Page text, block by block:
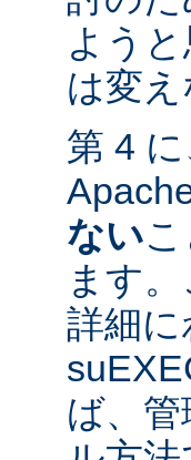
よう
は変
第 4
ない
ます
詳細
ば、